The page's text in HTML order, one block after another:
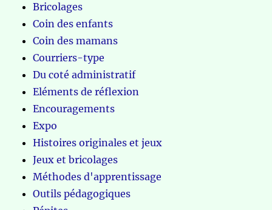
Bricolages
Coin des enfants
Coin des mamans
Courriers-type
Du coté administratif
Eléments de réflexion
Encouragements
Expo
Histoires originales et jeux
Jeux et bricolages
Méthodes d'apprentissage
Outils pédagogiques